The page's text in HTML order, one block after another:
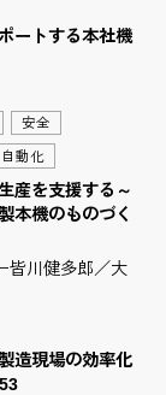
ートする本社機
安全
自動化
産を支援する～
本機のものづく
皆川健多郎／大
造現場の効率化